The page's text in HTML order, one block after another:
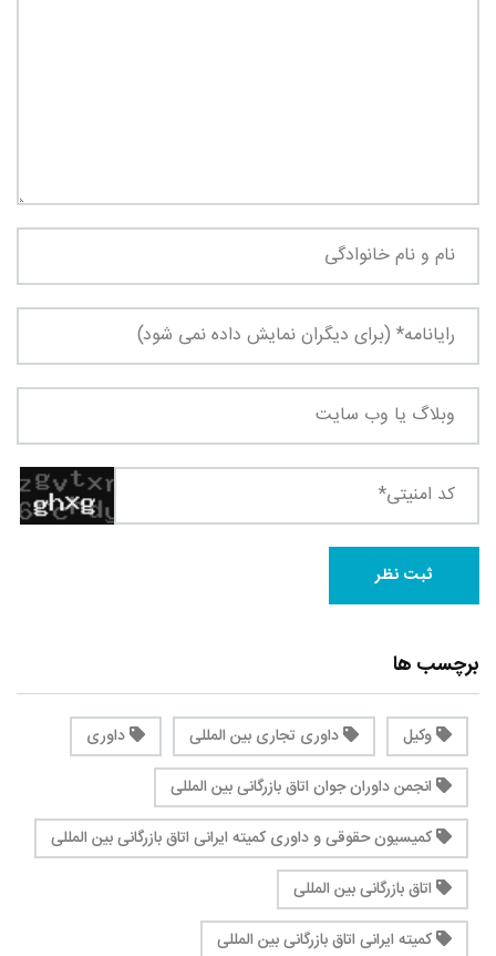
برچسب ها
وکیل داوری تجاری بین المللی
داوری
انجمن داوران جوان اتاق بازرگانی بین المللی
کمیسیون حقوقی و داوری کمیته ایرانی اتاق بازرگانی بین المللی
اتاق بازرگانی بین المللی
کمیته ایرانی اتاق بازرگانی بین المللی